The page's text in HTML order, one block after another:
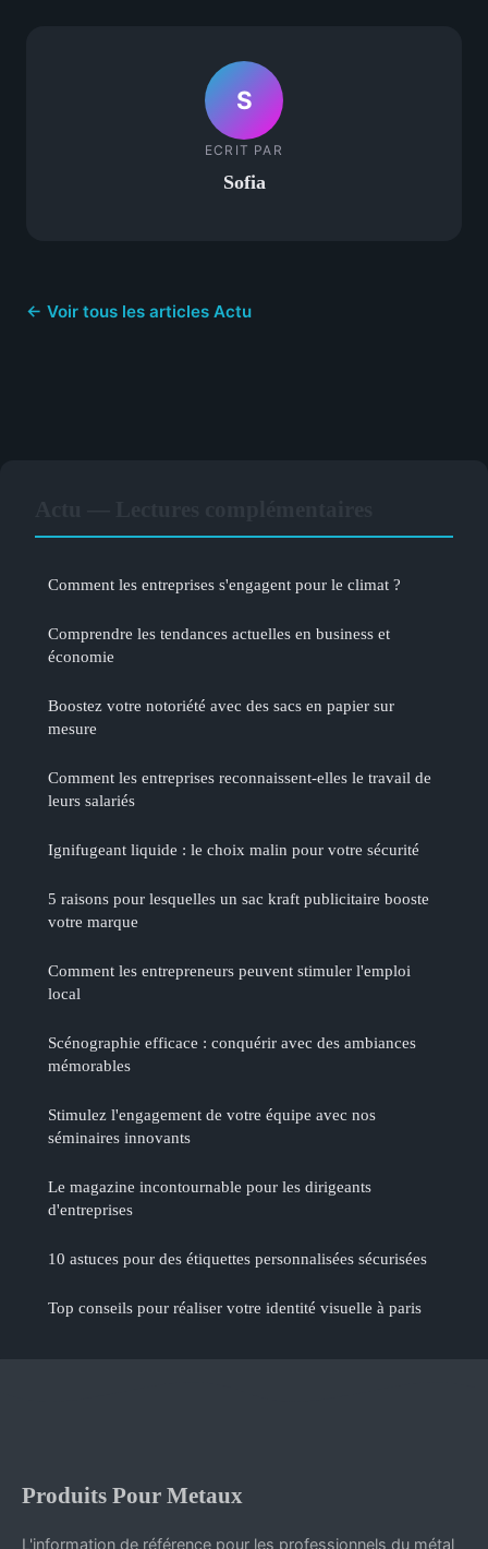
S
ECRIT PAR
Sofia
← Voir tous les articles Actu
Comment les entreprises s'engagent pour le climat ?
Comprendre les tendances actuelles en business et
économie
Boostez votre notoriété avec des sacs en papier sur
mesure
Comment les entreprises reconnaissent-elles le travail de
leurs salariés
Ignifugeant liquide : le choix malin pour votre sécurité
5 raisons pour lesquelles un sac kraft publicitaire booste
votre marque
Comment les entrepreneurs peuvent stimuler l'emploi
local
Scénographie efficace : conquérir avec des ambiances
mémorables
Stimulez l'engagement de votre équipe avec nos
séminaires innovants
Le magazine incontournable pour les dirigeants
d'entreprises
10 astuces pour des étiquettes personnalisées sécurisées
Top conseils pour réaliser votre identité visuelle à paris
Produits Pour Metaux
L'information de référence pour les professionnels du métal